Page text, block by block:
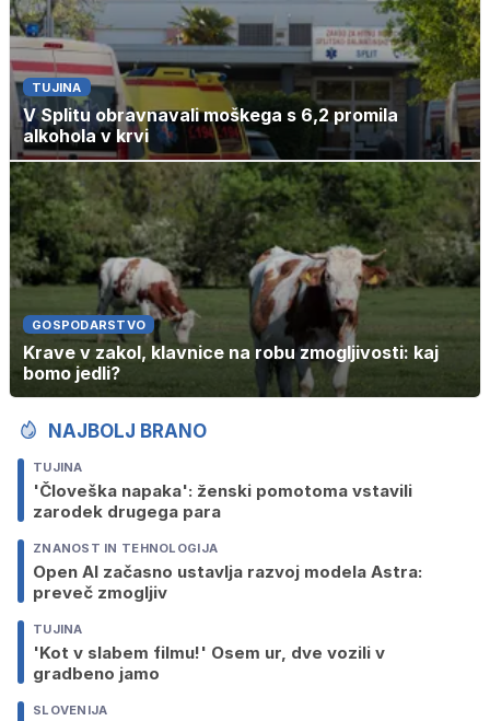
TUJINA
V Splitu obravnavali moškega s 6,2 promila
alkohola v krvi
GOSPODARSTVO
Krave v zakol, klavnice na robu zmogljivosti: kaj
bomo jedli?
NAJBOLJ BRANO
TUJINA
'Človeška napaka': ženski pomotoma vstavili
zarodek drugega para
ZNANOST IN TEHNOLOGIJA
Open AI začasno ustavlja razvoj modela Astra:
preveč zmogljiv
TUJINA
'Kot v slabem filmu!' Osem ur, dve vozili v
gradbeno jamo
SLOVENIJA